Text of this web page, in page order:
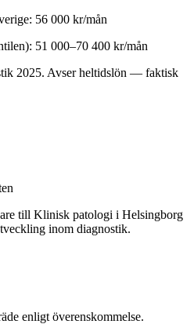
: 56 000 kr/mån
51 000–70 400 kr/mån
2025. Avser heltidslön — faktisk
till Klinisk patologi i Helsingborg
inom diagnostik.
enligt överenskommelse.